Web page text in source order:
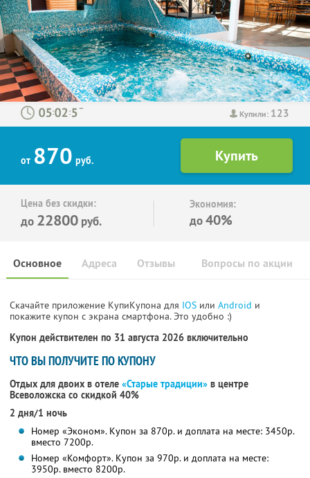
Купили: 123
: :
от 870 руб.
Цена без скидки:
до 22800 руб.
Экономия:
до40%
Основное Отзывы Вопросы по акции
Адреса
Скачайте приложение КупиКупона для IOS или Android и
покажите купон с экрана смартфона. Это удобно :)
Купон действителен по 31 августа 2026 включительно
ЧТО ВЫ ПОЛУЧИТЕ ПО КУПОНУ
Отдых для двоих в отеле «Старые традиции» в центре
Всеволожска со скидкой 40%
2 дня/1 ночь
Номер «Эконом». Купон за 870р. и доплата на месте: 3450р.
вместо 7200р.
Номер «Комфорт». Купон за 970р. и доплата на месте:
3950р. вместо 8200р.